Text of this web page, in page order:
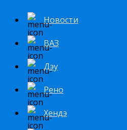
Новости
ВАЗ
Дэу
Рено
Хендэ